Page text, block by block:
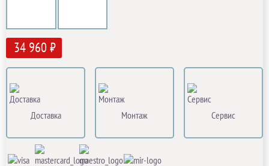
34 960 ₽
Доставка Монтаж Сервис